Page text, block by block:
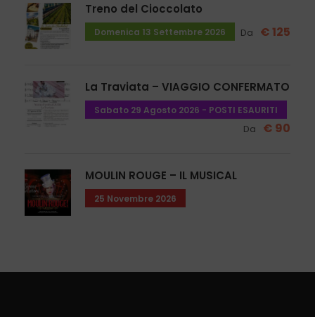
Treno del Cioccolato
Domenica 13 Settembre 2026 Da € 125
La Traviata – VIAGGIO CONFERMATO
Sabato 29 Agosto 2026 - POSTI ESAURITI
Da € 90
MOULIN ROUGE – IL MUSICAL
25 Novembre 2026